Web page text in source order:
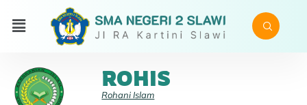
ROHIS
Rohani Islam